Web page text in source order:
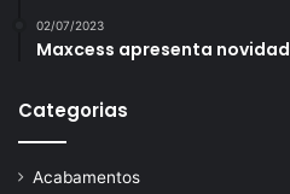
02/07/2023
Maxcess apresenta
Categorias
Acabamentos